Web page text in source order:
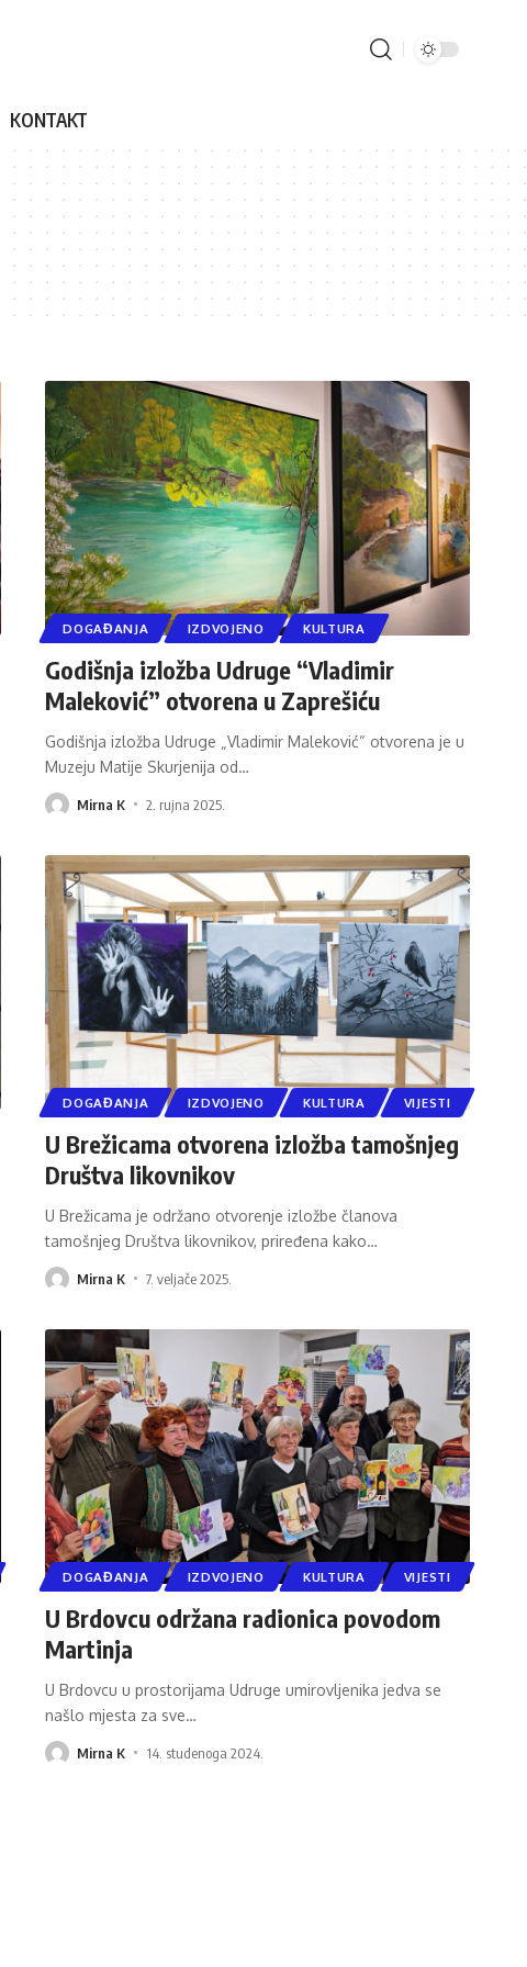
KONTAKT
DOGAĐANJA IZDVOJENO KULTURA
Godišnja izložba Udruge “Vladimir
Maleković” otvorena u Zaprešiću
Godišnja izložba Udruge „Vladimir Maleković“ otvorena je u
Muzeju Matije Skurjenija od…
Mirna K 2. rujna 2025.
DOGAĐANJA IZDVOJENO KULTURA VIJESTI
U Brežicama otvorena izložba tamošnjeg
Društva likovnikov
U Brežicama je održano otvorenje izložbe članova
tamošnjeg Društva likovnikov, priređena kako…
Mirna K 7. veljače 2025.
DOGAĐANJA IZDVOJENO KULTURA VIJESTI
U Brdovcu održana radionica povodom
Martinja
U Brdovcu u prostorijama Udruge umirovljenika jedva se
našlo mjesta za sve…
Mirna K 14. studenoga 2024.